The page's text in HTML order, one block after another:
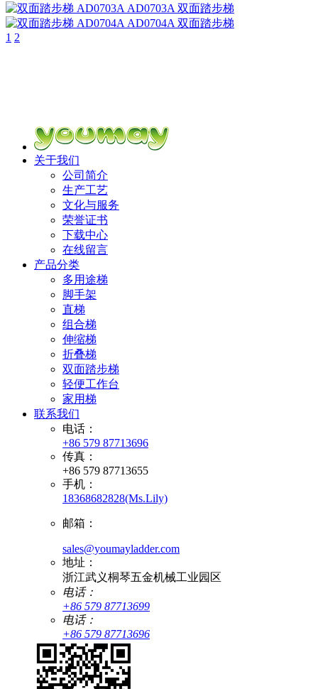
AD0703A 双面踏步梯
AD0704A 双面踏步梯
1 2
关于我们
公司简介
生产工艺
文化与服务
荣誉证书
下载中心
在线留言
产品分类
多用途梯
脚手架
直梯
组合梯
伸缩梯
折叠梯
双面踏步梯
轻便工作台
家用梯
联系我们
电话：
+86 579 87713696
传真：
+86 579 87713655
手机：
18368682828(Ms.Lily)
邮箱：
sales@youmayladder.com
地址：
浙江武义桐琴五金机械工业园区
电话：
+86 579 87713699
电话：
+86 579 87713696